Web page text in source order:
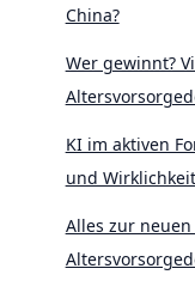
China?
Wer gewinnt?
KI im aktiven
und Wirklichkeit
Alles zur